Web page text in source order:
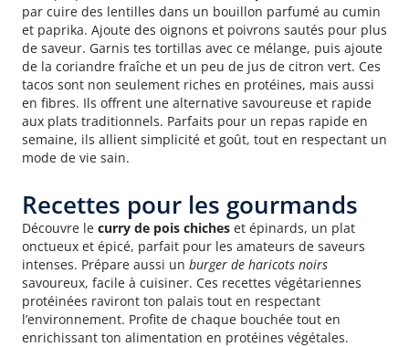
par cuire des lentilles dans un bouillon parfumé au cumin
et paprika. Ajoute des oignons et poivrons sautés pour plus
de saveur. Garnis tes tortillas avec ce mélange, puis ajoute
de la coriandre fraîche et un peu de jus de citron vert. Ces
tacos sont non seulement riches en protéines, mais aussi
en fibres. Ils offrent une alternative savoureuse et rapide
aux plats traditionnels. Parfaits pour un repas rapide en
semaine, ils allient simplicité et goût, tout en respectant un
mode de vie sain.
Recettes pour les gourmands
Découvre le curry de pois chiches et épinards, un plat
onctueux et épicé, parfait pour les amateurs de saveurs
intenses. Prépare aussi un burger de haricots noirs
savoureux, facile à cuisiner. Ces recettes végétariennes
protéinées raviront ton palais tout en respectant
l’environnement. Profite de chaque bouchée tout en
enrichissant ton alimentation en protéines végétales.